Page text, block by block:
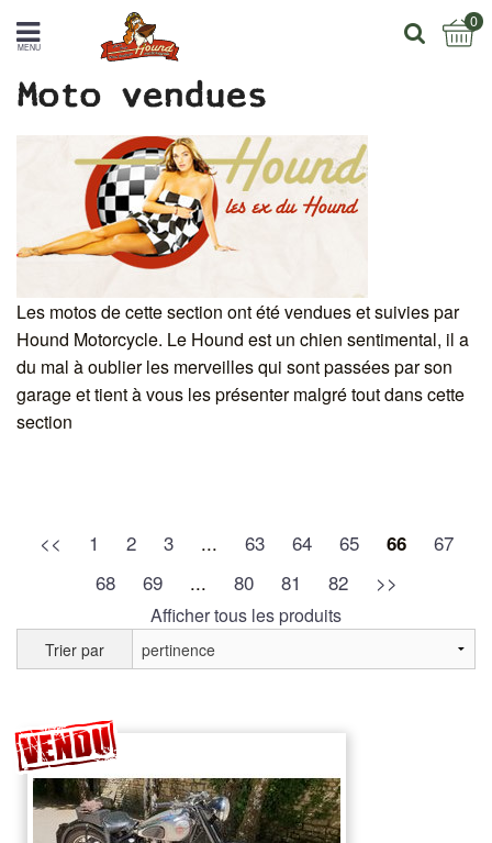
MENU
0
Moto vendues
Les motos de cette section ont été vendues et suivies par
Hound Motorcycle. Le Hound est un chien sentimental, il a
du mal à oublier les merveilles qui sont passées par son
garage et tient à vous les présenter malgré tout dans cette
section
<< 1 2 3 ... 63 64 65 66
67
68
69 ... 80 81 82 >>
Afficher tous les produits
Trier par